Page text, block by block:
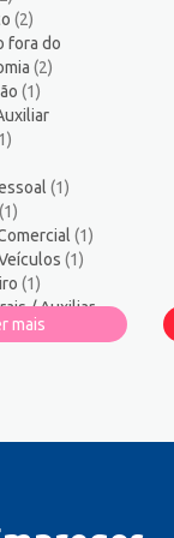
(2)
fora do
(2)
(1)
(1)
(1)
(1)
(1)
(1)
/ Auxiliar
(1)mais